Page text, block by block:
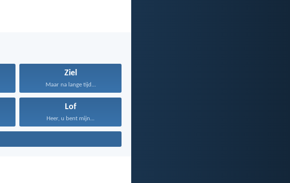
Ziel
Maar na lange tijd...
Lof
Heer, u bent mijn...